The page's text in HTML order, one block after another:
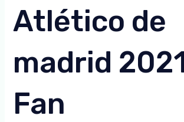
Atlético de
madrid
Fan